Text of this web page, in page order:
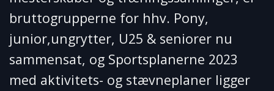
bruttogrupperne for hhv. Pony,
junior,ungrytter, U25 & seniorer nu
sammensat, og Sportsplanerne 2023
med aktivitets- og stævneplaner ligger